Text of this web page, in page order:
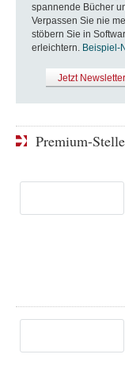
spannende Bücher
Verpassen Sie nie
stöbern Sie in
erleichtern. Beispiel-
Jetzt
Premium-